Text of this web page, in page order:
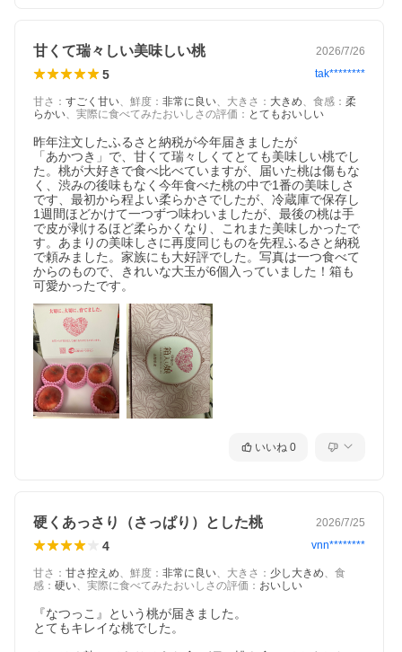
甘くて瑞々しい美味しい桃 2026/7/26
5 tak********
甘さ ： すごく甘い、 鮮度 ： 非常に良い、 大きさ ： 大きめ、 食感 ： 柔
らかい、 実際に食べてみたおいしさの評価 ： とてもおいしい
昨年注文したふるさと納税が今年届きましたが
「あかつき」で、甘くて瑞々しくてとても美味しい桃でし
た。桃が大好きで食べ比べていますが、届いた桃は傷もな
く、渋みの後味もなく今年食べた桃の中で1番の美味しさ
です、最初から程よい柔らかさでしたが、冷蔵庫で保存し
1週間ほどかけて一つずつ味わいましたが、最後の桃は手
で皮が剥けるほど柔らかくなり、これまた美味しかったで
す。あまりの美味しさに再度同じものを先程ふるさと納税
で頼みました。家族にも大好評でした。写真は一つ食べて
からのもので、きれいな大玉が6個入っていました！箱も
可愛かったです。
いいね 0
硬くあっさり（さっぱり）とした桃 2026/7/25
4 vnn********
甘さ ： 甘さ控えめ、 鮮度 ： 非常に良い、 大きさ ： 少し大きめ、 食
感 ： 硬い、 実際に食べてみたおいしさの評価 ： おいしい
『なつっこ』という桃が届きました。
とてもキレイな桃でした。